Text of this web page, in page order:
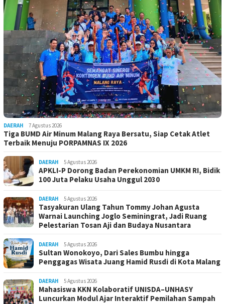
DAERAH 7 Agustus 2026
Tiga BUMD Air Minum Malang Raya Bersatu, Siap Cetak Atlet
Terbaik Menuju PORPAMNAS IX 2026
DAERAH 5 Agustus 2026
APKLI-P Dorong Badan Perekonomian UMKM RI, Bidik
100 Juta Pelaku Usaha Unggul 2030
DAERAH 5 Agustus 2026
Tasyakuran Ulang Tahun Tommy Johan Agusta
Warnai Launching Joglo Seminingrat, Jadi Ruang
Pelestarian Tosan Aji dan Budaya Nusantara
DAERAH 5 Agustus 2026
Sultan Wonokoyo, Dari Sales Bumbu hingga
Penggagas Wisata Juang Hamid Rusdi di Kota Malang
DAERAH 5 Agustus 2026
Mahasiswa KKN Kolaboratif UNISDA–UNHASY
Luncurkan Modul Ajar Interaktif Pemilahan Sampah